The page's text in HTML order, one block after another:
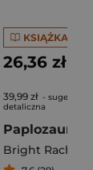
KSIĄŻKA
26,36 zł
39,99 zł -
detaliczna
Paplozaur
Bright Rachel